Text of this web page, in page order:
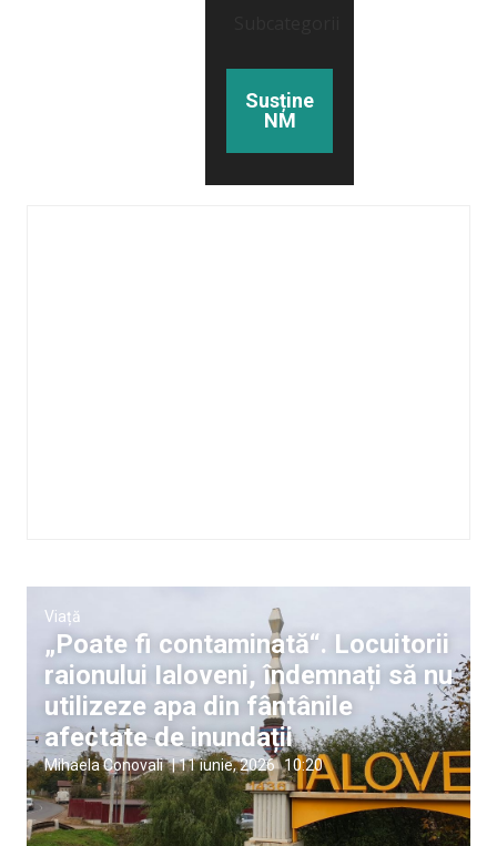
Susține
NM
Viață
„Poate fi contaminată“. Locuitorii
raionului Ialoveni, îndemnați să nu
utilizeze apa din fântânile
afectate de inundații
Mihaela Conovali |11 iunie, 2026 10:20